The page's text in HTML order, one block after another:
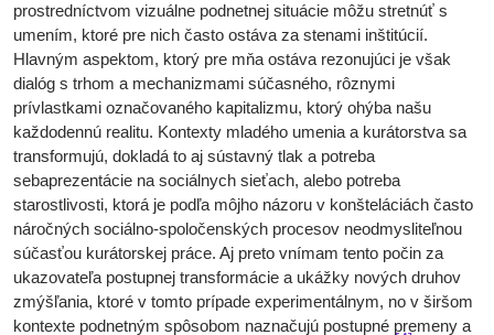
prostredníctvom vizuálne podnetnej situácie môžu stretnúť s
umením, ktoré pre nich často ostáva za stenami inštitúcií.
Hlavným aspektom, ktorý pre mňa ostáva rezonujúci je však
dialóg s trhom a mechanizmami súčasného, rôznymi
prívlastkami označovaného kapitalizmu, ktorý ohýba našu
každodennú realitu. Kontexty mladého umenia a kurátorstva sa
transformujú, dokladá to aj sústavný tlak a potreba
sebaprezentácie na sociálnych sieťach, alebo potreba
starostlivosti, ktorá je podľa môjho názoru v konšteláciách často
náročných sociálno-spoločenských procesov neodmysliteľnou
súčasťou kurátorskej práce. Aj preto vnímam tento počin za
ukazovateľa postupnej transformácie a ukážky nových druhov
zmýšľania, ktoré v tomto prípade experimentálnym, no v širšom
kontexte podnetným spôsobom naznačujú postupné premeny a